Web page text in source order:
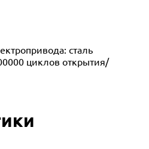
сталь
циклов открытия/